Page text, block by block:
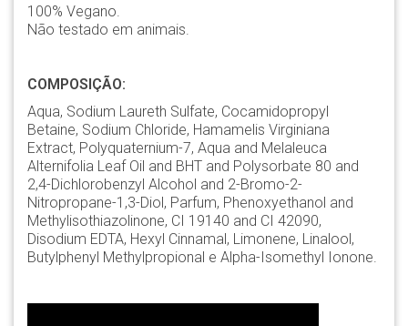
100% Vegano.
Não testado em animais.
COMPOSIÇÃO:
Aqua, Sodium Laureth Sulfate, Cocamidopropyl
Betaine, Sodium Chloride, Hamamelis Virginiana
Extract, Polyquaternium-7, Aqua and Melaleuca
Alternifolia Leaf Oil and BHT and Polysorbate 80 and
2,4-Dichlorobenzyl Alcohol and 2-Bromo-2-
Nitropropane-1,3-Diol, Parfum, Phenoxyethanol and
Methylisothiazolinone, CI 19140 and CI 42090,
Disodium EDTA, Hexyl Cinnamal, Limonene, Linalool,
Butylphenyl Methylpropional e Alpha-Isomethyl Ionone.